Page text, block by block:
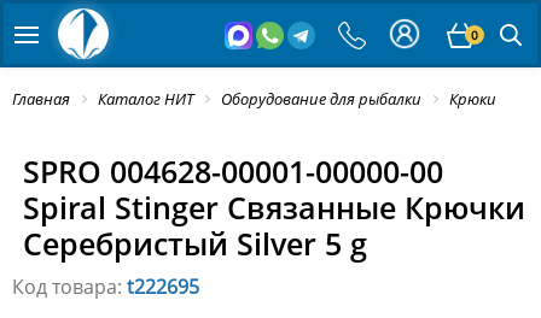
0
Главная Каталог НИТ Оборудование для рыбалки Крюки
SPRO 004628-00001-00000-00
Spiral Stinger Связанные Крючки
Серебристый Silver 5 g
Код товара: t222695